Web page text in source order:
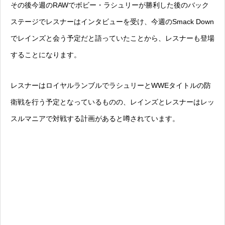
その後今週のRAWでボビー・ラシュリーが勝利した後のバック
ステージでレスナーはインタビューを受け、今週のSmack Down
でレインズと会う予定だと語っていたことから、レスナーも登場
することになります。
レスナーはロイヤルランブルでラシュリーとWWEタイトルの防
衛戦を行う予定となっているものの、レインズとレスナーはレッ
スルマニアで対戦する計画があると噂されています。